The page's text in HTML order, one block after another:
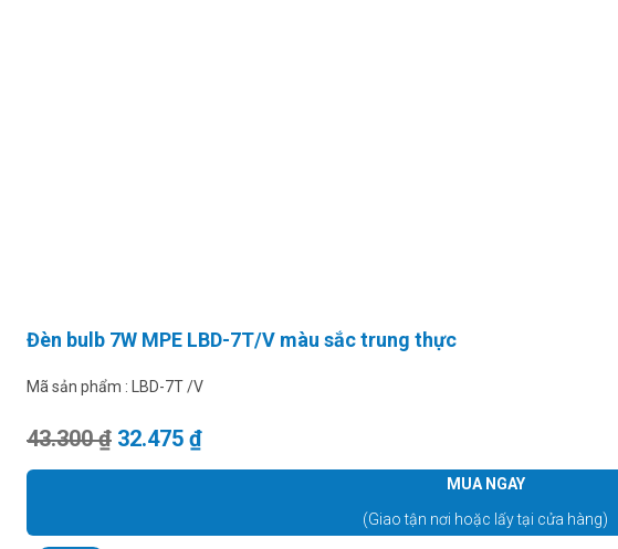
Đèn bulb 7W MPE LBD-7T/V màu sắc trung thực
Mã sản phẩm : LBD-7T /V
43.300₫ Giá gốc là: 43.300 ₫.
32.475 ₫Giá hiện tại là: 32.475 ₫.
MUA NGAY
(Giao tận nơi hoặc lấy tại cửa hàng)